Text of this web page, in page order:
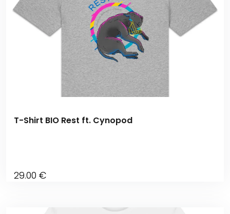
T-Shirt BIO Rest ft. Cynopod
29.00 €